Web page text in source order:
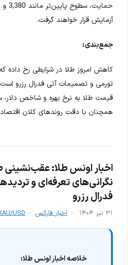
آزمایش قرار خواهند گرفت.
جمع‌بندی:
کاهش امروز طلا در شرایطی رخ داده که
تورمی و تصمیمات آتی فدرال رزرو
قیمت طلا به نرخ بهره و شاخص دلار،
همچنان با دقت روندهای کلان
اخبار اونس طلا: عقب‌نشینی
نگرانی‌های تعرفه‌ای و
فدرال رزرو
۳۱ تیر ۱۴۰۴ اخبار فارکس USD
خلاصه اخبار اونس طلا: